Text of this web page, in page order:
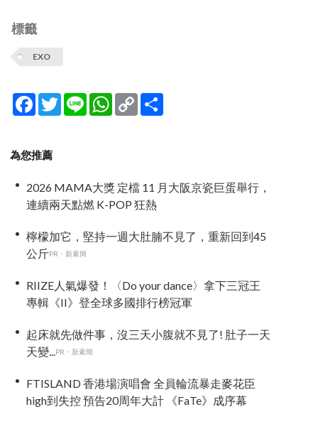
標籤
EXO
Facebook
TwitterLine WhatsApp
Copy
Link
為您推薦
2026 MAMA大獎 定檔 11 月大阪京瓷巨蛋舉行，
連續兩天點燃 K-POP 狂熱
檸檬加它，堅持一週大肚腩不見了，重新回到45
公斤PR・新素簡
RIIZE人氣爆發！〈Do your dance〉拿下三冠王
專輯《II》登全球多國排行榜冠軍
起床就先做件事，沒三天小腹就不見了! 肚子一天
天變...
PR・新素簡
FTISLAND 香港場演唱會 全員輪流暴走麥花臣
high到失控 預告20周年大計 《FaTe》成序幕